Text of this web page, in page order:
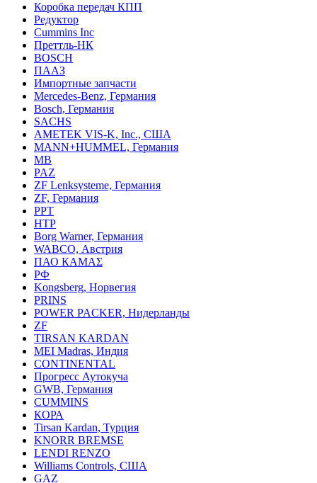
Коробка передач КПП
Редуктор
Cummins Inc
Преттль-НК
BOSCH
ПААЗ
Импортные запчасти
Mercedes-Benz, Германия
Bosch, Германия
SACHS
AMETEK VIS-K, Inc., США
MANN+HUMMEL, Германия
MB
PAZ
ZF Lenksysteme, Германия
ZF, Германия
PPT
HTP
Borg Warner, Германия
WABCO, Австрия
ПАО КАМАΣ
РФ
Kongsberg, Норвегия
PRINS
POWER PACKER, Нидерланды
ZF
TIRSAN KARDAN
MEI Madras, Индия
CONTINENTAL
Прогресс Аутокуча
GWB, Германия
CUMMINS
КОРА
Tirsan Kardan, Турция
KNORR BREMSE
LENDI RENZO
Williams Controls, США
GAZ